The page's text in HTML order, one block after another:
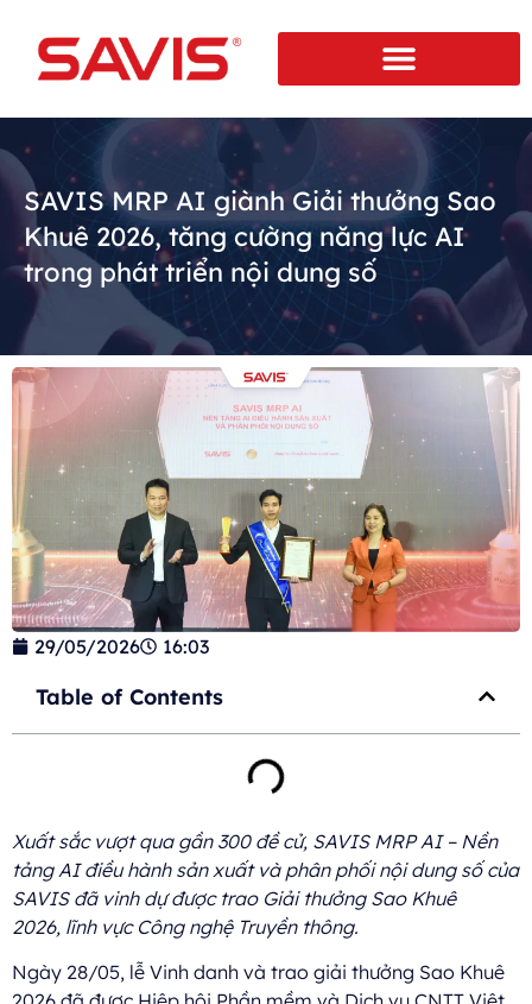
SAVIS MRP AI giành Giải thưởng Sao
Khuê 2026, tăng cường năng lực AI
trong phát triển nội dung số
29/05/2026 16:03
Table of Contents
Xuất sắc vượt qua gần 300 đề cử, SAVIS MRP AI – Nền
tảng AI điều hành sản xuất và phân phối nội dung số của
SAVIS đã vinh dự được trao Giải thưởng Sao Khuê
2026, lĩnh vực Công nghệ Truyền thông.
Ngày 28/05, lễ Vinh danh và trao giải thưởng Sao Khuê